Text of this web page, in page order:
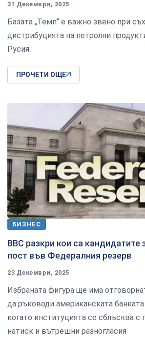
31 Декември, 2025
Базата „Темп“ е важно звено при
дистрибуцията на петролни
Русия.
ПРОЧЕТИ ОЩЕ
БИЗНЕС
BBC разкри кои са кандидатите
пост във Федералния резерв
23 Декември, 2025
Избраната фигура ще има
да ръководи американската
когато институцията се сблъсква с
натиск и вътрешни разногласия